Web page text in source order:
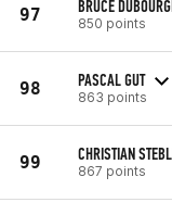
97 BRUCE
850 points
98 PASCAL GUT
863 points
99 CHRISTIAN
867 points